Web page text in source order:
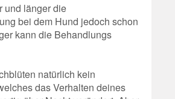
und länger die
bei dem Hund jedoch schon
kann die Behandlungs
natürlich kein
das Verhalten deines